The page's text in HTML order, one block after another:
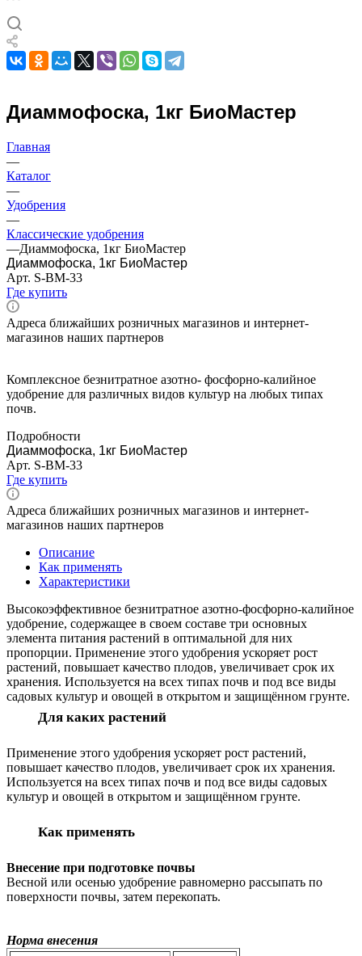
Диаммофоска, 1кг БиоМастер
Главная
—
Каталог
—
Удобрения
—
Классические удобрения
—Диаммофоска, 1кг БиоМастер
Диаммофоска, 1кг БиоМастер
Арт. S-BM-33
Где купить
Адреса ближайших розничных магазинов и интернет-
магазинов наших партнеров
Комплексное безнитратное азотно- фосфорно-калийное
удобрение для различных видов культур на любых типах
почв.
Подробности
Диаммофоска, 1кг БиоМастер
Арт. S-BM-33
Где купить
Адреса ближайших розничных магазинов и интернет-
магазинов наших партнеров
Описание
Как применять
Характеристики
Высокоэффективное безнитратное азотно-фосфорно-калийное
удобрение, содержащее в своем составе три основных
элемента питания растений в оптимальной для них
пропорции. Применение этого удобрения ускоряет рост
растений, повышает качество плодов, увеличивает срок их
хранения. Используется на всех типах почв и под все виды
садовых культур и овощей в открытом и защищённом грунте.
Для каких растений
Применение этого удобрения ускоряет рост растений,
повышает качество плодов, увеличивает срок их хранения.
Используется на всех типах почв и под все виды садовых
культур и овощей в открытом и защищённом грунте.
Как применять
Внесение при подготовке почвы
Весной или осенью удобрение равномерно рассыпать по
поверхности почвы, затем перекопать.
Норма внесения